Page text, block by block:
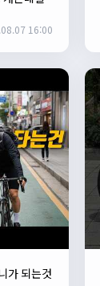
16:00
가 되는것